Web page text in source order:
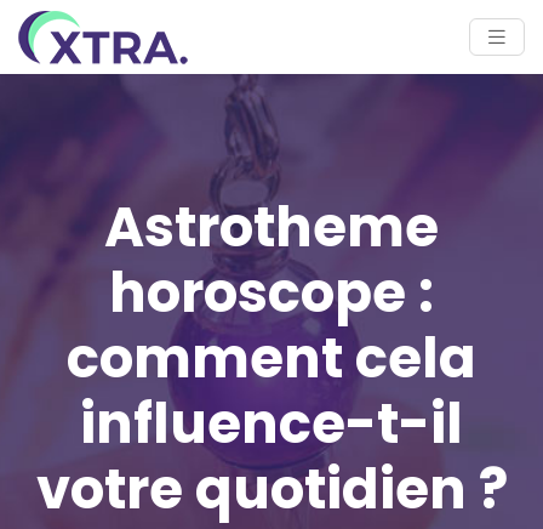
Astrotheme
horoscope :
comment cela
influence-t-il
votre quotidien ?